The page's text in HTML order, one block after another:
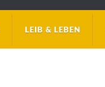
LEIB & LEBEN